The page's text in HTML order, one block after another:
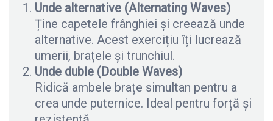
Unde alternative (Alternating Waves)
Ține capetele frânghiei și creează unde
alternative. Acest exercițiu îți lucrează
umerii, brațele și trunchiul.
Unde duble (Double Waves)
Ridică ambele brațe simultan pentru a
crea unde puternice. Ideal pentru forță și